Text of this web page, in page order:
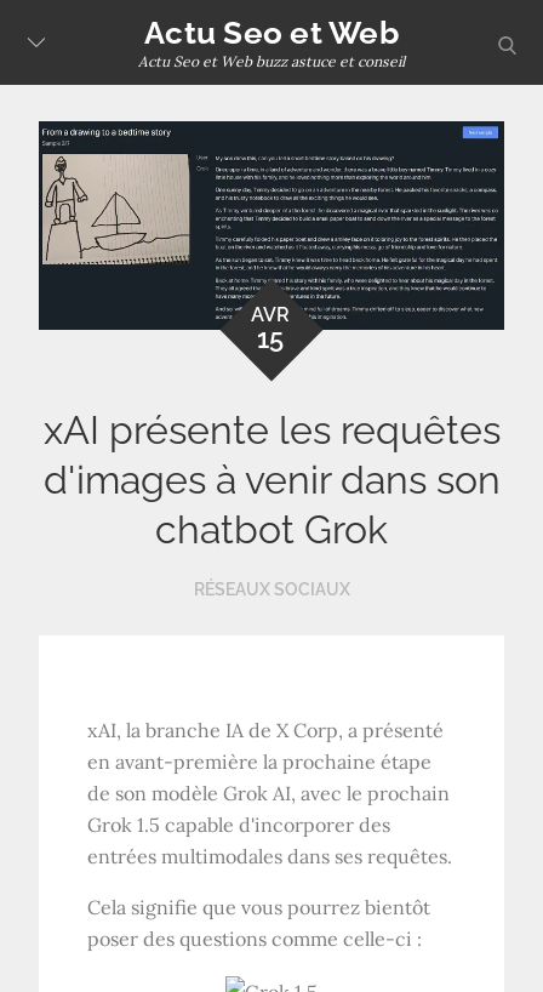
content
Actu Seo et Web
Actu Seo et Web buzz astuce et conseil
AVR
15
xAI présente les requêtes
d'images à venir dans son
chatbot Grok
RÉSEAUX SOCIAUX
xAI, la branche IA de X Corp, a présenté
en avant-première la prochaine étape
de son modèle Grok AI, avec le prochain
Grok 1.5 capable d'incorporer des
entrées multimodales dans ses requêtes.
Cela signifie que vous pourrez bientôt
poser des questions comme celle-ci :